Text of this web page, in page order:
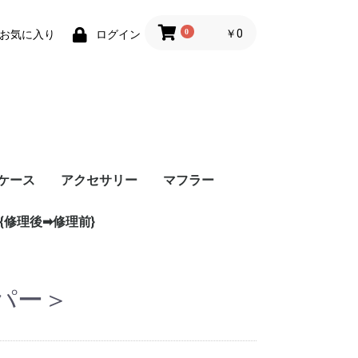
お気に入り ログイン 0 ￥0
ース アクセサリー マフラー
修理後➡修理前}
ー＞